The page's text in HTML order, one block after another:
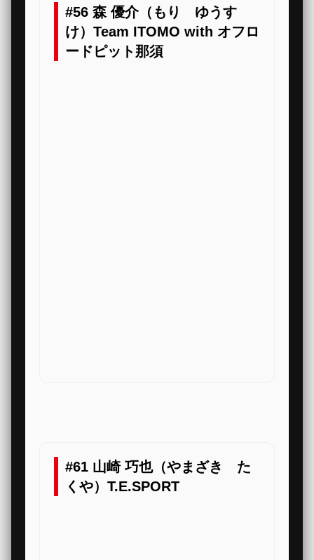
#56 森 優介（もり ゆうす
け）Team ITOMO with オフロ
ードピット那須
#61 山崎 巧也（やまざき た
くや）T.E.SPORT